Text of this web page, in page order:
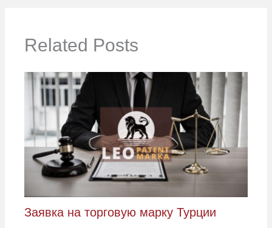
Related Posts
Заявка на торговую марку Турции